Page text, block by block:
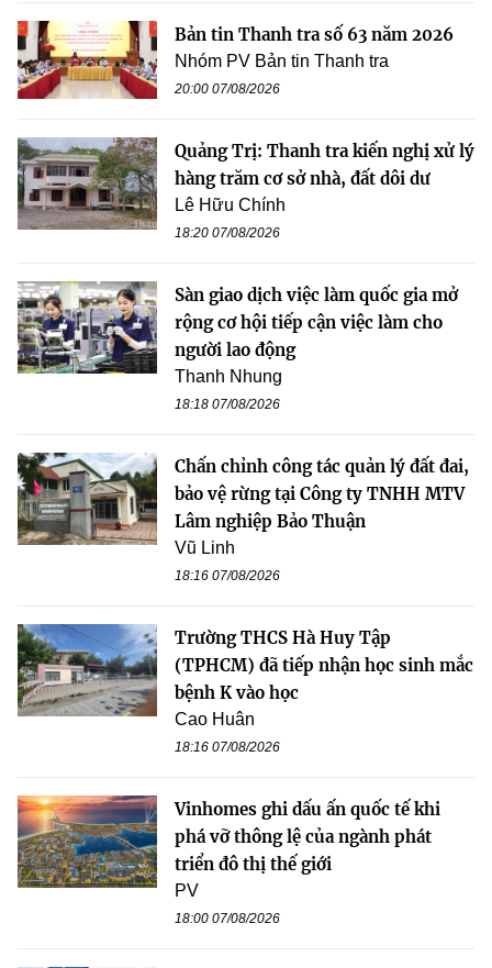
Bản tin Thanh tra số 63 năm 2026
Nhóm PV Bản tin Thanh tra
20:00 07/08/2026
Quảng Trị: Thanh tra kiến nghị xử lý
hàng trăm cơ sở nhà, đất dôi dư
Lê Hữu Chính
18:20 07/08/2026
Sàn giao dịch việc làm quốc gia mở
rộng cơ hội tiếp cận việc làm cho
người lao động
Thanh Nhung
18:18 07/08/2026
Chấn chỉnh công tác quản lý đất đai,
bảo vệ rừng tại Công ty TNHH MTV
Lâm nghiệp Bảo Thuận
Vũ Linh
18:16 07/08/2026
Trường THCS Hà Huy Tập
(TPHCM) đã tiếp nhận học sinh mắc
bệnh K vào học
Cao Huân
18:16 07/08/2026
Vinhomes ghi dấu ấn quốc tế khi
phá vỡ thông lệ của ngành phát
triển đô thị thế giới
PV
18:00 07/08/2026